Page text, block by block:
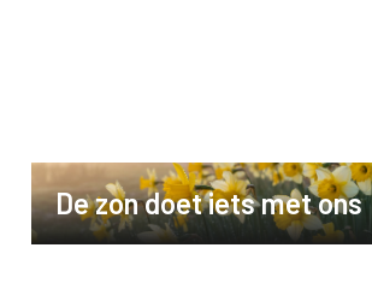
De zon doet iets met ons